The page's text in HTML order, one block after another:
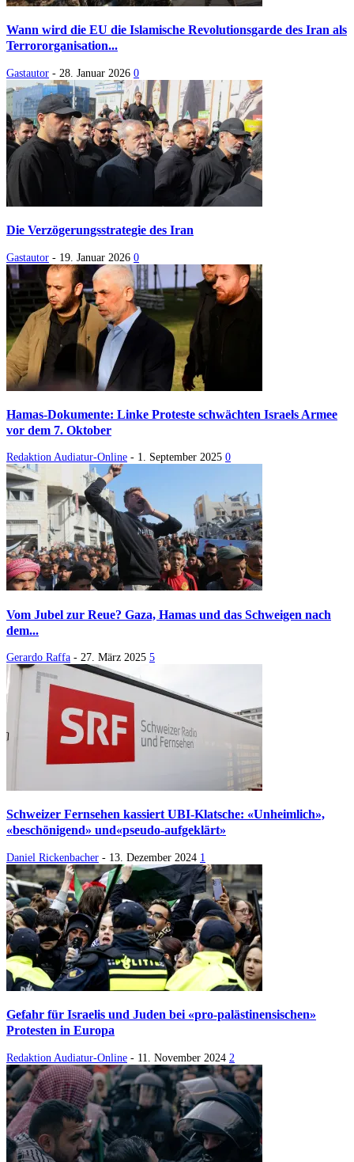
Wann wird die EU die Islamische Revolutionsgarde des Iran als
Terrororganisation...
Gastautor - 28. Januar 2026 0
Die Verzögerungsstrategie des Iran
Gastautor - 19. Januar 2026 0
Hamas-Dokumente: Linke Proteste schwächten Israels Armee
vor dem 7. Oktober
Redaktion Audiatur-Online - 1. September 2025 0
Vom Jubel zur Reue? Gaza, Hamas und das Schweigen nach
dem...
Gerardo Raffa - 27. März 2025 5
Schweizer Fernsehen kassiert UBI-Klatsche: «Unheimlich»,
«beschönigend» und«pseudo-aufgeklärt»
Daniel Rickenbacher - 13. Dezember 2024 1
Gefahr für Israelis und Juden bei «pro-palästinensischen»
Protesten in Europa
Redaktion Audiatur-Online - 11. November 2024 2